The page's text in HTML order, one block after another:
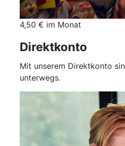
4,50 € im Monat
Direktkonto
Mit unserem Direktkonto
unterwegs.